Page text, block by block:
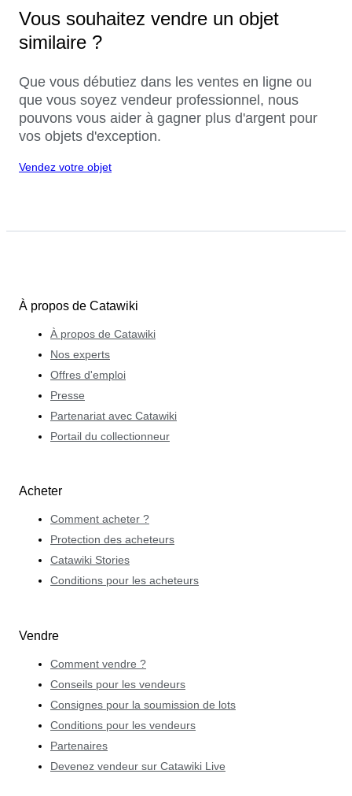
Vous souhaitez vendre un objet
similaire ?
Que vous débutiez dans les ventes en ligne ou
que vous soyez vendeur professionnel, nous
pouvons vous aider à gagner plus d'argent pour
vos objets d'exception.
Vendez votre objet
À propos de Catawiki
À propos de Catawiki
Nos experts
Offres d'emploi
Presse
Partenariat avec Catawiki
Portail du collectionneur
Acheter
Comment acheter ?
Protection des acheteurs
Catawiki Stories
Conditions pour les acheteurs
Vendre
Comment vendre ?
Conseils pour les vendeurs
Consignes pour la soumission de lots
Conditions pour les vendeurs
Partenaires
Devenez vendeur sur Catawiki Live